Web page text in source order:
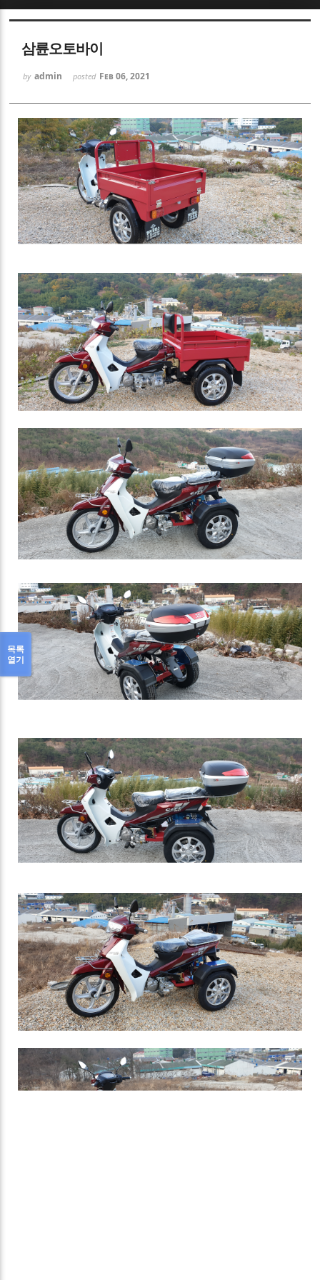
삼륜오토바이
by admin posted Feb 06, 2021
목록
열기